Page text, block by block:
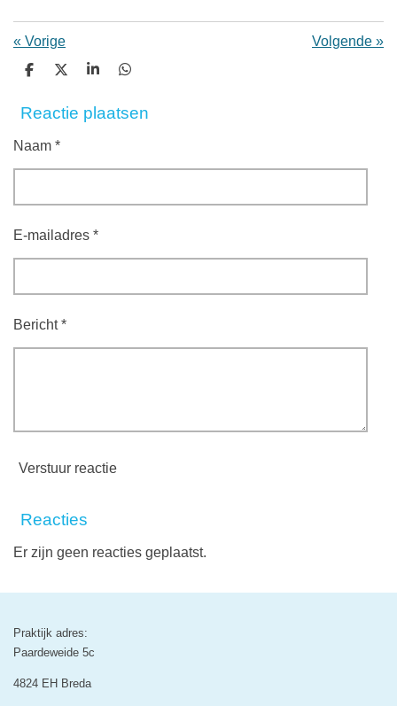
« Vorige Volgende »
D
e
D
e
l
S
a
r
D
e
Reactie plaatsen
Naam *
E-mailadres *
Bericht *
Verstuur reactie
Reacties
Er zijn geen reacties geplaatst.
Praktijk adres:
Paardeweide 5c
4824 EH Breda